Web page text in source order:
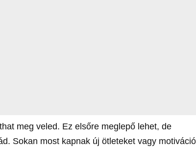
meg veled. Ez elsőre meglepő lehet, de
Sokan most kapnak új ötleteket vagy